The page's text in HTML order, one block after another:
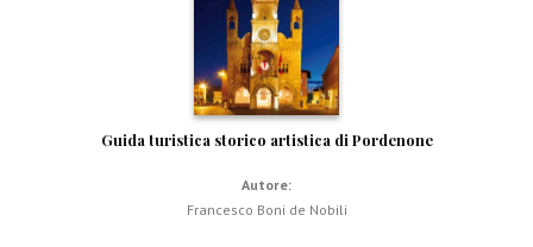
Guida turistica storico artistica di Pordenone
Autore:
Francesco Boni de Nobili